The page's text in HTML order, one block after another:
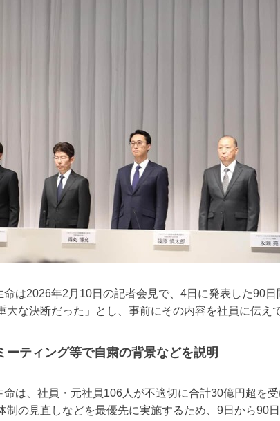
は2026年2月10日の記者会見で、4日に発表した90日
大な決断だった」とし、事前にその内容を社員に伝え
ーティング等で自粛の背景などを説明
は、社員・元社員106人が不適切に合計30億円超を
制の見直しなどを最優先に実施するため、9日から90